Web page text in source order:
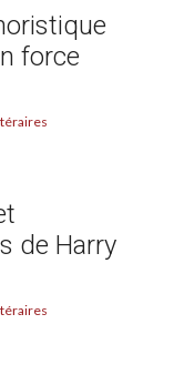
force
de Harry